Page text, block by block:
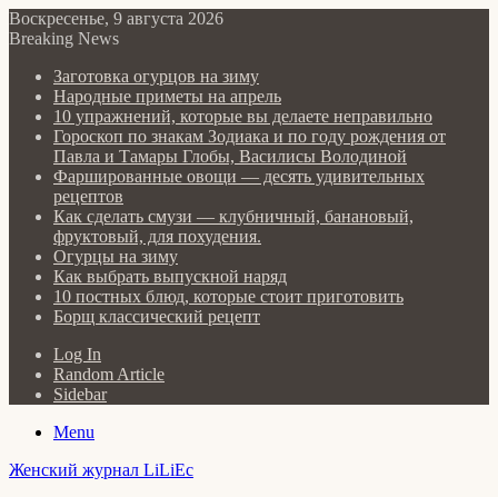
Воскресенье, 9 августа 2026
Breaking News
Заготовка огурцов на зиму
Народные приметы на апрель
10 упражнений, которые вы делаете неправильно
Гороскоп по знакам Зодиака и по году рождения от
Павла и Тамары Глобы, Василисы Володиной
Фаршированные овощи — десять удивительных
рецептов
Как сделать cмузи — клубничный, банановый,
фруктовый, для похудения.
Огурцы на зиму
Как выбрать выпускной наряд
10 постных блюд, которые стоит приготовить
Борщ классический рецепт
Log In
Random Article
Sidebar
Menu
Женский журнал LiLiEc